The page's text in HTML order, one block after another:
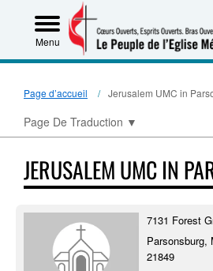
Menu
Page d’accueil Jerusalem UMC in
Page De Traduction ▼
JERUSALEM UMC IN
7131 Forest
Parsonsburg,
21849